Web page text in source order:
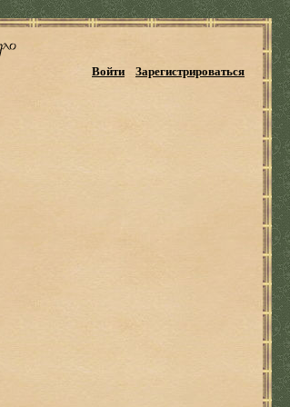
Войти Зарегистрироваться